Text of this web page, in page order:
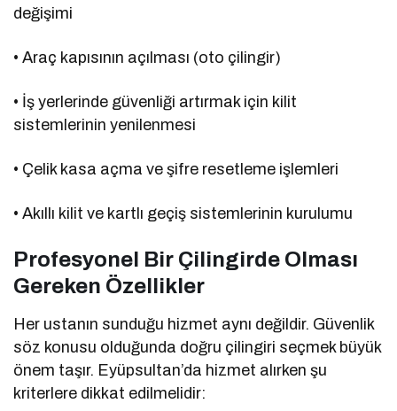
değişimi
• Araç kapısının açılması (oto çilingir)
• İş yerlerinde güvenliği artırmak için kilit
sistemlerinin yenilenmesi
• Çelik kasa açma ve şifre resetleme işlemleri
• Akıllı kilit ve kartlı geçiş sistemlerinin kurulumu
Profesyonel Bir Çilingirde Olması
Gereken Özellikler
Her ustanın sunduğu hizmet aynı değildir. Güvenlik
söz konusu olduğunda doğru çilingiri seçmek büyük
önem taşır. Eyüpsultan’da hizmet alırken şu
kriterlere dikkat edilmelidir: